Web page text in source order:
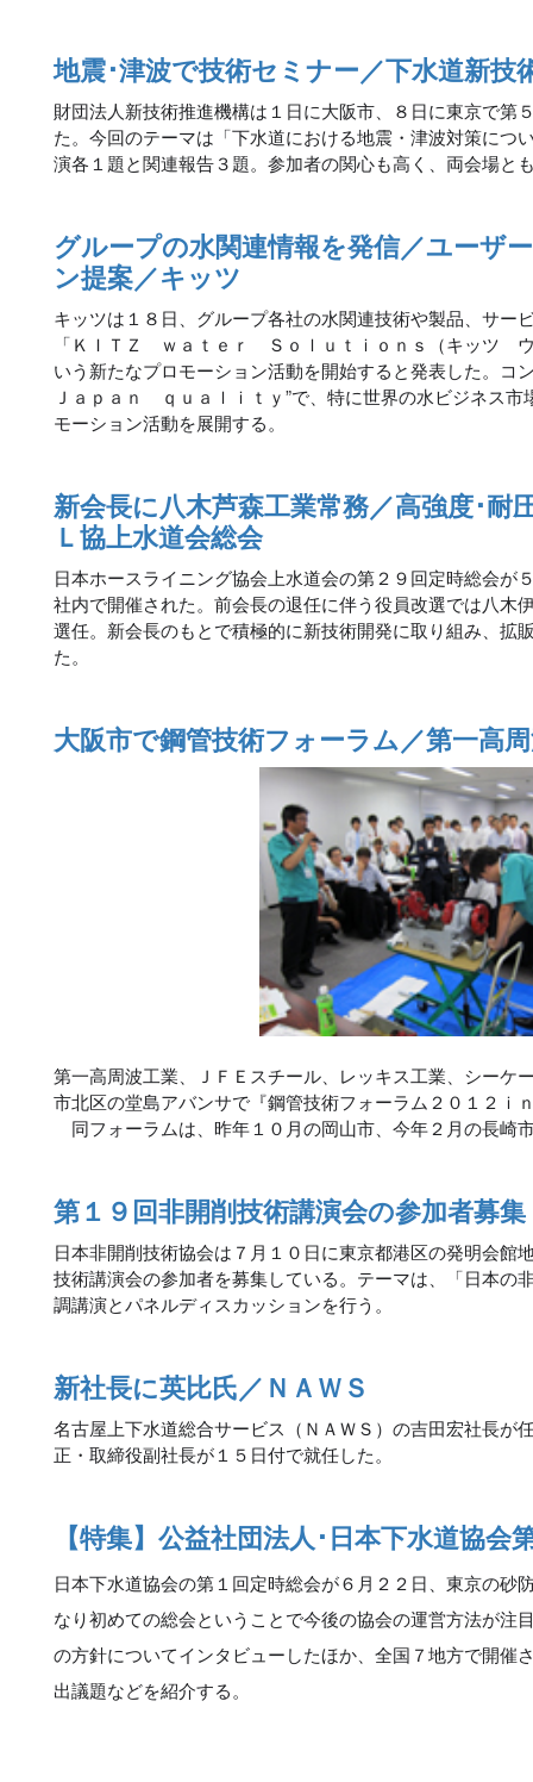
地震･津波で技術セミナー／下水道新技
財団法人新技術推進機構は１日に大阪市、８日に東京で第
た。今回のテーマは「下水道における地震・津波対策につ
演各１題と関連報告３題。参加者の関心も高く、両会場と
グループの水関連情報を発信／ユーザ
ン提案／キッツ
キッツは１８日、グループ各社の水関連技術や製品、サー
「ＫＩＴＺ ｗａｔｅｒ Ｓｏｌｕｔｉｏｎｓ（キッツ
いう新たなプロモーション活動を開始すると発表した。コ
Ｊａｐａｎ ｑｕａｌｉｔｙ”で、特に世界の水ビジネス
モーション活動を展開する。
新会長に八木芦森工業常務／高強度･耐
Ｌ協上水道会総会
日本ホースライニング協会上水道会の第２９回定時総会が
社内で開催された。前会長の退任に伴う役員改選では八木
選任。新会長のもとで積極的に新技術開発に取り組み、拡
た。
大阪市で鋼管技術フォーラム／第一高
第一高周波工業、ＪＦＥスチール、レッキス工業、シーケ
市北区の堂島アバンサで『鋼管技術フォーラム２０１２ｉ
同フォーラムは、昨年１０月の岡山市、今年２月の長崎
第１９回非開削技術講演会の参加者募集
日本非開削技術協会は７月１０日に東京都港区の発明会館
技術講演会の参加者を募集している。テーマは、「日本の
調講演とパネルディスカッションを行う。
新社長に英比氏／ＮＡＷＳ
名古屋上下水道総合サービス（ＮＡＷＳ）の吉田宏社長が
正・取締役副社長が１５日付で就任した。
【特集】公益社団法人･日本下水道協会
日本下水道協会の第１回定時総会が６月２２日、東京の砂
なり初めての総会ということで今後の協会の運営方法が注
の方針についてインタビューしたほか、全国７地方で開催
出議題などを紹介する。